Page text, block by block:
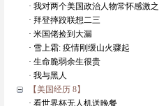
· 我对两个美国政治人物常怀感激之
· 拜登摔跤联想二三
· 米国佬捡到大漏
· 雪上霜: 疫情刚缓山火骤起
· 生命脆弱余生很贵
· 我与黑人
【美国经历 8】
· 看世界杯无人机送晚餐